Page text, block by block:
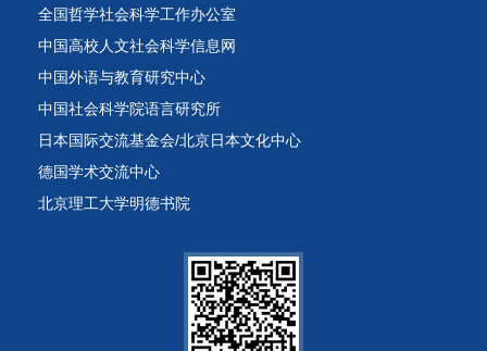
全国哲学社会科学工作办公室
中国高校人文社会科学信息网
中国外语与教育研究中心
中国社会科学院语言研究所
日本国际交流基金会/北京日本文化中心
德国学术交流中心
北京理工大学明德书院